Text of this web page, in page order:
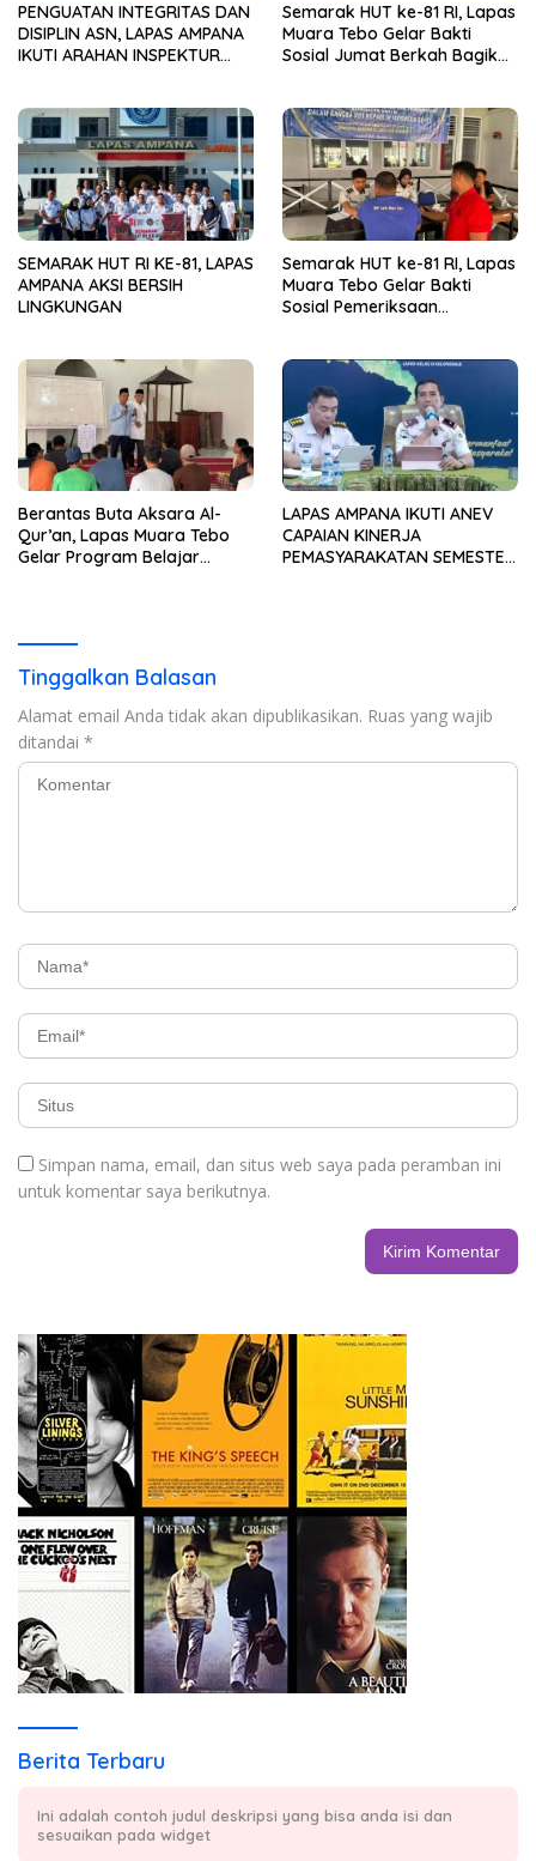
PENGUATAN INTEGRITAS DAN
DISIPLIN ASN, LAPAS AMPANA
IKUTI ARAHAN INSPEKTUR
Semarak HUT ke-81 RI, Lapas
Muara Tebo Gelar Bakti
Sosial Jumat Berkah Bagikan
SEMARAK HUT RI KE-81, LAPAS
AMPANA AKSI BERSIH
LINGKUNGAN
Semarak HUT ke-81 RI, Lapas
Muara Tebo Gelar Bakti
Sosial Pemeriksaan
Berantas Buta Aksara Al-
Qur’an, Lapas Muara Tebo
Gelar Program Belajar
LAPAS AMPANA IKUTI ANEV
CAPAIAN KINERJA
PEMASYARAKATAN SEMESTER
Tinggalkan Balasan
Alamat email Anda tidak akan dipublikasikan. Ruas yang wajib
ditandai *
Simpan nama, email, dan situs web saya pada peramban ini
untuk komentar saya berikutnya.
Berita Terbaru
Ini adalah contoh judul deskripsi yang bisa anda isi dan
sesuaikan pada widget